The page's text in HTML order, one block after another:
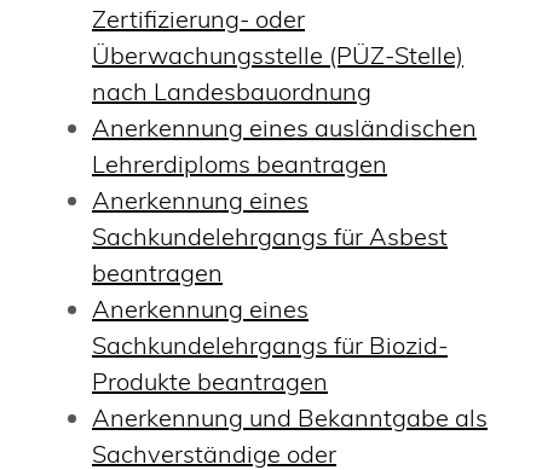
Zertifizierung- oder
Überwachungsstelle (PÜZ-Stelle)
nach Landesbauordnung
Anerkennung eines ausländischen
Lehrerdiploms beantragen
Anerkennung eines
Sachkundelehrgangs für Asbest
beantragen
Anerkennung eines
Sachkundelehrgangs für Biozid-
Produkte beantragen
Anerkennung und Bekanntgabe als
Sachverständige oder